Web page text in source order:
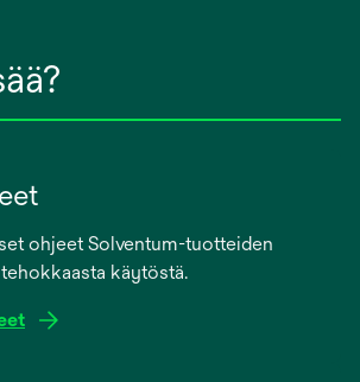
ohjeet Solventum-tuotteiden
käytöstä.